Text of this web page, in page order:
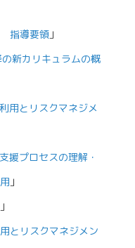
指導要領 」
新カリキュラムの概
用とリスクマネジメ
援プロセスの理解・
」
」
とリスクマネジメン